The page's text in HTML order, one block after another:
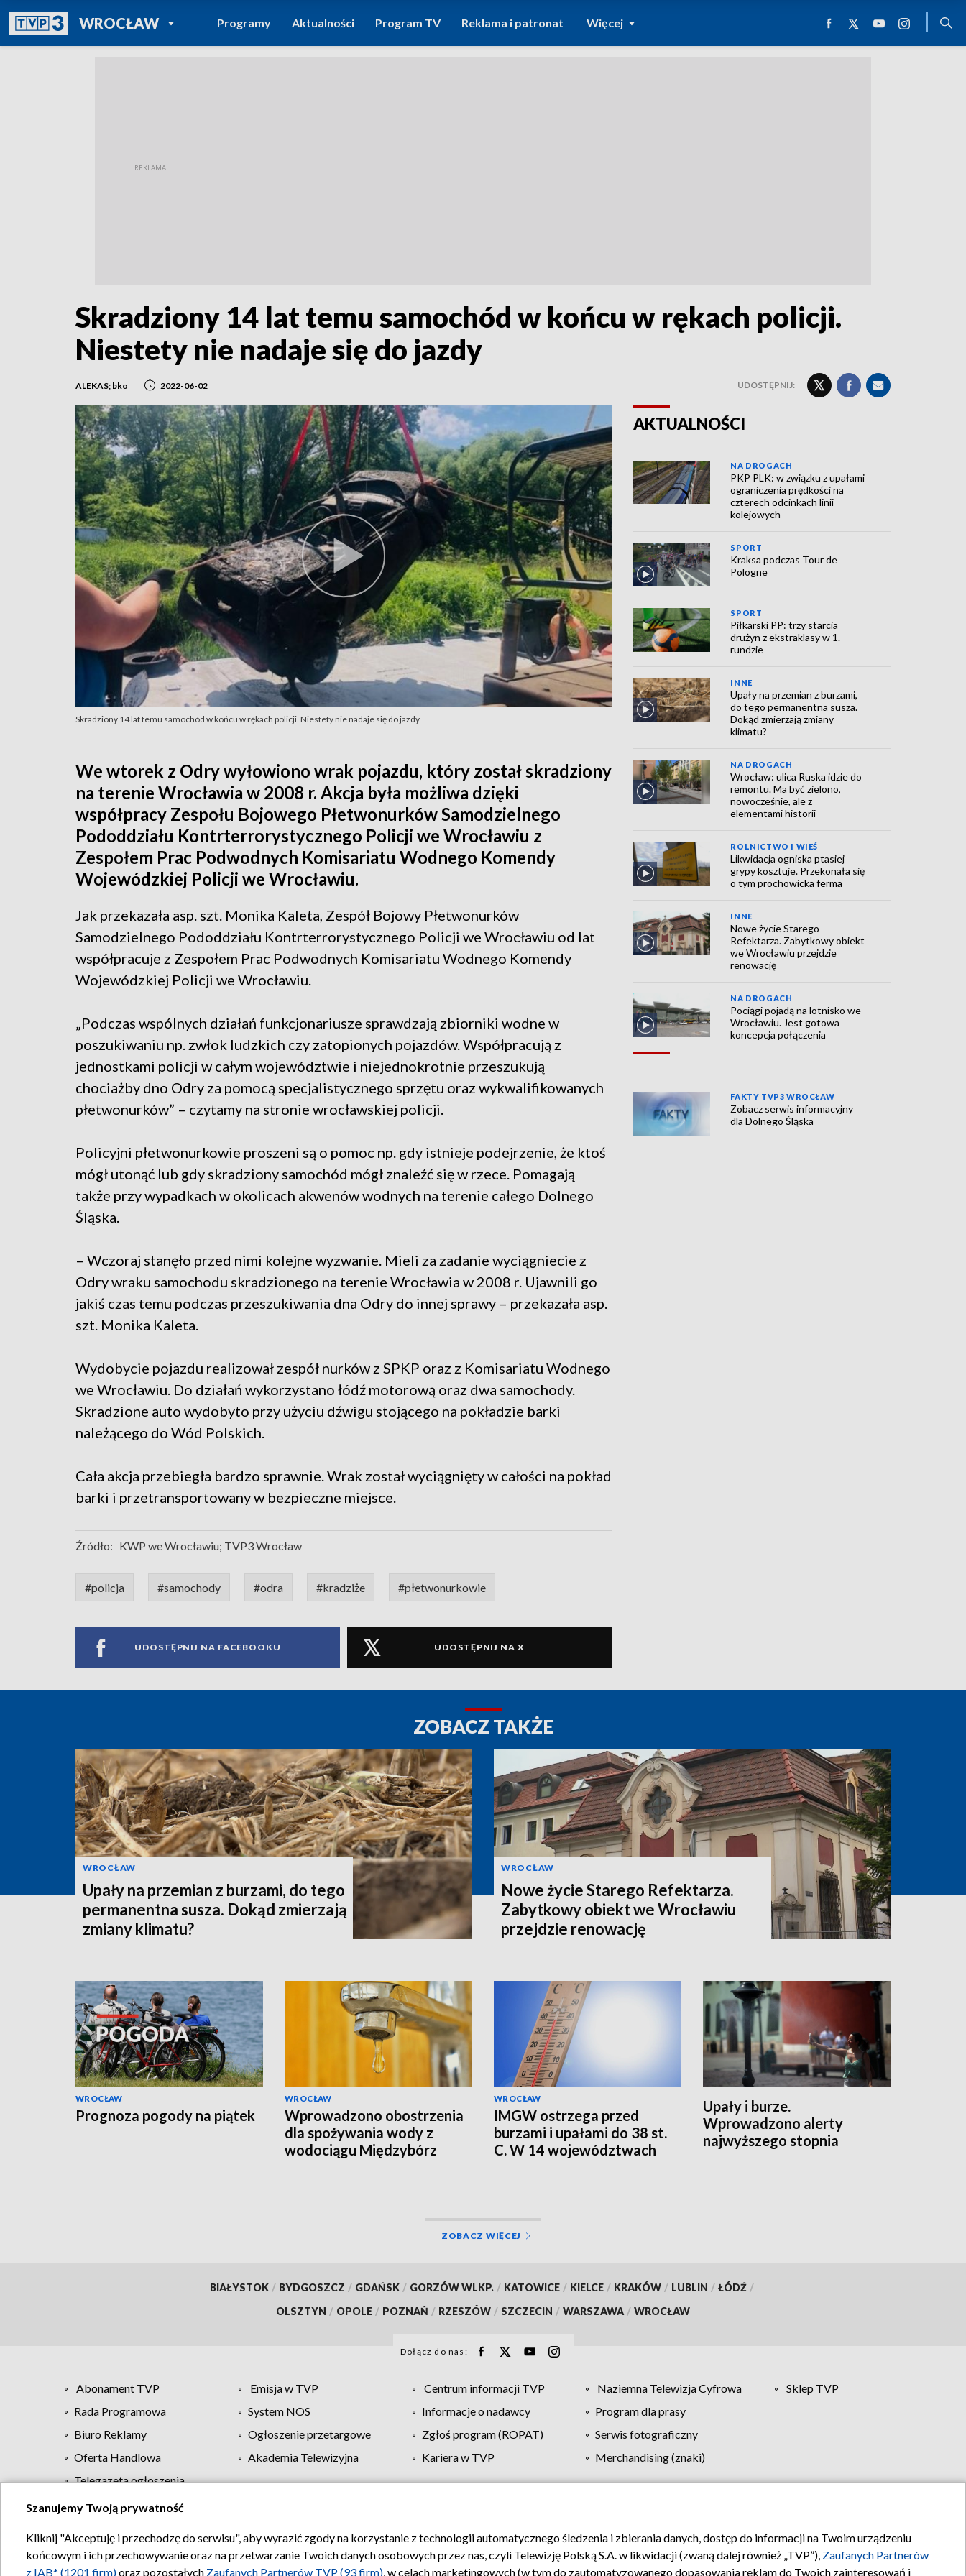
WROCŁAWPOWRÓT DO
TVP REGIONY
Programy Aktualności Program TV Reklama i patronat Więcej
Skradziony 14 lat temu samochód w końcu w rękach policji.
Niestety nie nadaje się do jazdy
ALEKAS; bko 2022-06-02 UDOSTĘPNIJ:
Skradziony 14 lat temu samochód w końcu w rękach policji. Niestety nie nadaje się do jazdy
We wtorek z Odry wyłowiono wrak pojazdu, który został skradziony
na terenie Wrocławia w 2008 r. Akcja była możliwa dzięki
współpracy Zespołu Bojowego Płetwonurków Samodzielnego
Pododdziału Kontrterrorystycznego Policji we Wrocławiu z
Zespołem Prac Podwodnych Komisariatu Wodnego Komendy
Wojewódzkiej Policji we Wrocławiu.
Jak przekazała asp. szt. Monika Kaleta, Zespół Bojowy Płetwonurków
Samodzielnego Pododdziału Kontrterrorystycznego Policji we Wrocławiu od lat
współpracuje z Zespołem Prac Podwodnych Komisariatu Wodnego Komendy
Wojewódzkiej Policji we Wrocławiu.
„Podczas wspólnych działań funkcjonariusze sprawdzają zbiorniki wodne w
poszukiwaniu np. zwłok ludzkich czy zatopionych pojazdów. Współpracują z
jednostkami policji w całym województwie i niejednokrotnie przeszukują
chociażby dno Odry za pomocą specjalistycznego sprzętu oraz wykwalifikowanych
płetwonurków” – czytamy na stronie wrocławskiej policji.
Policyjni płetwonurkowie proszeni są o pomoc np. gdy istnieje podejrzenie, że ktoś
mógł utonąć lub gdy skradziony samochód mógł znaleźć się w rzece. Pomagają
także przy wypadkach w okolicach akwenów wodnych na terenie całego Dolnego
Śląska.
– Wczoraj stanęło przed nimi kolejne wyzwanie. Mieli za zadanie wyciągniecie z
Odry wraku samochodu skradzionego na terenie Wrocławia w 2008 r. Ujawnili go
jakiś czas temu podczas przeszukiwania dna Odry do innej sprawy – przekazała asp.
szt. Monika Kaleta.
Wydobycie pojazdu realizował zespół nurków z SPKP oraz z Komisariatu Wodnego
we Wrocławiu. Do działań wykorzystano łódź motorową oraz dwa samochody.
Skradzione auto wydobyto przy użyciu dźwigu stojącego na pokładzie barki
należącego do Wód Polskich.
Cała akcja przebiegła bardzo sprawnie. Wrak został wyciągnięty w całości na pokład
barki i przetransportowany w bezpieczne miejsce.
Źródło: KWP we Wrocławiu; TVP3 Wrocław
#policja #samochody #odra #kradziże #płetwonurkowie
UDOSTĘPNIJ NA FACEBOOKU UDOSTĘPNIJ NA X
AKTUALNOŚCI
NA DROGACH
PKP PLK: w związku z upałami
ograniczenia prędkości na
czterech odcinkach linii
kolejowych
SPORT
Kraksa podczas Tour de
Pologne
SPORT
Piłkarski PP: trzy starcia
drużyn z ekstraklasy w 1.
rundzie
INNE
Upały na przemian z burzami,
do tego permanentna susza.
Dokąd zmierzają zmiany
klimatu?
NA DROGACH
Wrocław: ulica Ruska idzie do
remontu. Ma być zielono,
nowocześnie, ale z
elementami historii
ROLNICTWO I WIEŚ
Likwidacja ogniska ptasiej
grypy kosztuje. Przekonała się
o tym prochowicka ferma
INNE
Nowe życie Starego
Refektarza. Zabytkowy obiekt
we Wrocławiu przejdzie
renowację
NA DROGACH
Pociągi pojadą na lotnisko we
Wrocławiu. Jest gotowa
koncepcja połączenia
FAKTY TVP3 WROCŁAW
Zobacz serwis informacyjny
dla Dolnego Śląska
ZOBACZ TAKŻE
WROCŁAW
Upały na przemian z burzami, do tego
permanentna susza. Dokąd zmierzają
zmiany klimatu?
WROCŁAW
Nowe życie Starego Refektarza.
Zabytkowy obiekt we Wrocławiu
przejdzie renowację
WROCŁAW
Prognoza pogody na piątek
WROCŁAW
Wprowadzono obostrzenia
dla spożywania wody z
wodociągu Międzybórz
WROCŁAW
IMGW ostrzega przed
burzami i upałami do 38 st.
C. W 14 województwach
Upały i burze.
Wprowadzono alerty
najwyższego stopnia
ZOBACZ WIĘCEJ
BIAŁYSTOK / BYDGOSZCZ / GDAŃSK / GORZÓW WLKP. / KATOWICE / KIELCE / KRAKÓW / LUBLIN / ŁÓDŹ /
OLSZTYN / OPOLE / POZNAŃ / RZESZÓW / SZCZECIN / WARSZAWA / WROCŁAW
Dołącz do nas:
Abonament TVP Emisja w TVP Centrum informacji TVP Naziemna Telewizja Cyfrowa
Sklep TVP
Rada Programowa
System NOS Informacje o nadawcy
Program dla prasy
Biuro Reklamy
Ogłoszenie przetargowe Zgłoś program (ROPAT)
Serwis fotograficzny
Oferta Handlowa
Akademia Telewizyjna Kariera w TVP
Merchandising (znaki)
Telegazeta ogłoszenia
Regulamin TVP Polityka prywatności Moje zgody Pomoc Biuro reklamy Kontakt
Szanujemy Twoją prywatność
Kliknij "Akceptuję i przechodzę do serwisu", aby wyrazić zgody na korzystanie z technologii automatycznego śledzenia i zbierania danych, dostęp do informacji na Twoim urządzeniu
końcowym i ich przechowywanie oraz na przetwarzanie Twoich danych osobowych przez nas, czyli Telewizję Polską S.A. w likwidacji (zwaną dalej również „TVP”), Zaufanych Partnerów
z IAB* (1201 firm)oraz pozostałych Zaufanych Partnerów TVP (93 firm), w celach marketingowych (w tym do zautomatyzowanego dopasowania reklam do Twoich zainteresowań i